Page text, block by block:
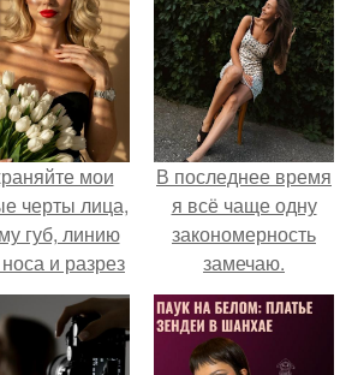
мои
черты лица,
губ, линию
и разрез
глаз.
В последнее время
я всё чаще одну
закономерность
замечаю.